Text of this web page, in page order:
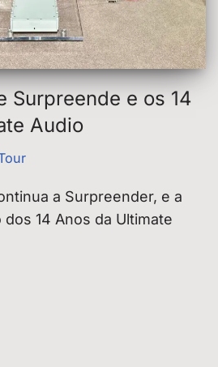
Surpreende e os 14
Audio
a Surpreender, e a
14 Anos da Ultimate